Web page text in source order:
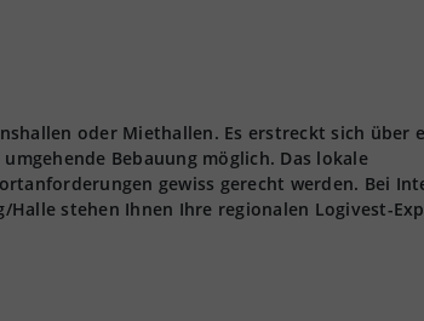
oder Miethallen. Es erstreckt sich über
Bebauung möglich. Das lokale
gewiss gerecht werden. Bei
stehen Ihnen Ihre regionalen Logivest-